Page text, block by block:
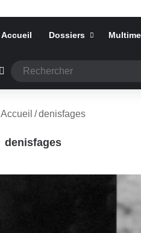
Accueil Dossiers
Article Aléatoire
Accueil /denisfages
denisfages